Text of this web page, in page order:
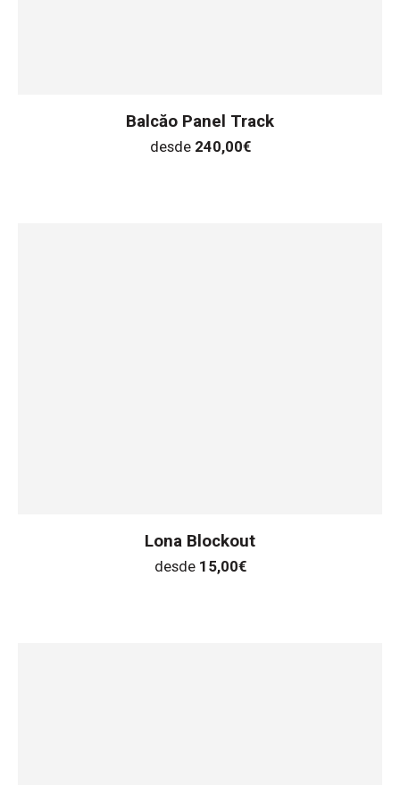
Balcăo Panel Track
desde 240,00€
Lona Blockout
desde 15,00€